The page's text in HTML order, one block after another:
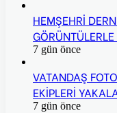
HEMŞEHRİ
7 gün önce
VATANDAŞ
EKİPLERİ
7 gün önce